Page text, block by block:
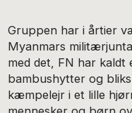
Gruppen har i årtier
Myanmars
med det, FN har
bambushytter og
kæmpelejr i et lille